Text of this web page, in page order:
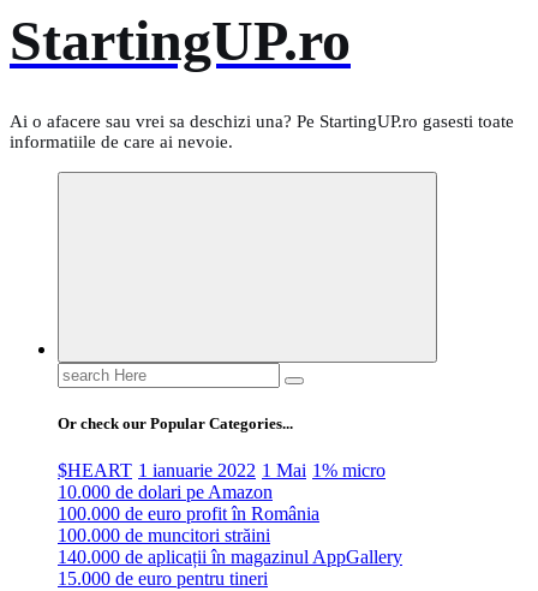
StartingUP.ro
Ai o afacere sau vrei sa deschizi una? Pe StartingUP.ro gasesti toate
informatiile de care ai nevoie.
Search
for:
Or check our Popular Categories...
$HEART 1 ianuarie 2022 1 Mai 1% micro
10.000 de dolari pe Amazon
100.000 de euro profit în România
100.000 de muncitori străini
140.000 de aplicații în magazinul AppGallery
15.000 de euro pentru tineri